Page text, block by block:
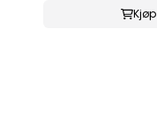
Kjøp